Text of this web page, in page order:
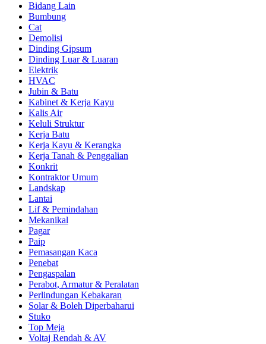
Bidang Lain
Bumbung
Cat
Demolisi
Dinding Gipsum
Dinding Luar & Luaran
Elektrik
HVAC
Jubin & Batu
Kabinet & Kerja Kayu
Kalis Air
Keluli Struktur
Kerja Batu
Kerja Kayu & Kerangka
Kerja Tanah & Penggalian
Konkrit
Kontraktor Umum
Landskap
Lantai
Lif & Pemindahan
Mekanikal
Pagar
Paip
Pemasangan Kaca
Penebat
Pengaspalan
Perabot, Armatur & Peralatan
Perlindungan Kebakaran
Solar & Boleh Diperbaharui
Stuko
Top Meja
Voltaj Rendah & AV